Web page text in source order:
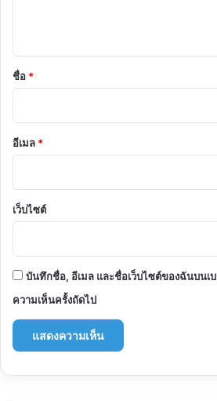
*
ชื่อ *
อีเมล *
เว็บไซต์
บันทึกชื่อ, อีเมล และชื่อเว็บไซต์ของฉันบนเ
ความเห็นครั้งถัดไป